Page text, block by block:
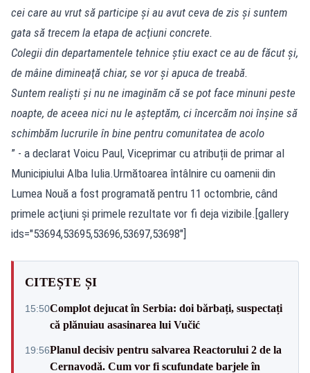
cei care au vrut să participe şi au avut ceva de zis şi suntem
gata să trecem la etapa de acţiuni concrete.
Colegii din departamentele tehnice ştiu exact ce au de făcut şi,
de mâine dimineaţă chiar, se vor şi apuca de treabă.
Suntem realişti şi nu ne imaginăm că se pot face minuni peste
noapte, de aceea nici nu le aşteptăm, ci încercăm noi înşine să
schimbăm lucrurile în bine pentru comunitatea de acolo
” - a declarat Voicu Paul, Viceprimar cu atribuții de primar al
Municipiului Alba Iulia.Următoarea întâlnire cu oamenii din
Lumea Nouă a fost programată pentru 11 octombrie, când
primele acţiuni şi primele rezultate vor fi deja vizibile.[gallery
ids="53694,53695,53696,53697,53698"]
CITEȘTE ȘI
15:50Complot dejucat în Serbia: doi bărbați, suspectați
că plănuiau asasinarea lui Vučić
19:56Planul decisiv pentru salvarea Reactorului 2 de la
Cernavodă. Cum vor fi scufundate barjele în